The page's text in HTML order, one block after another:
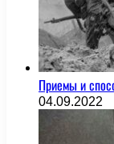
Приемы и
04.09.2022